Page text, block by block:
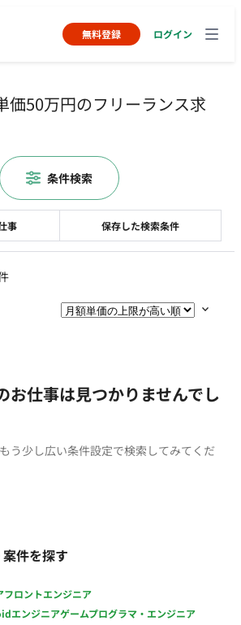
無料登録 ログイン
価50万円のフリーランス求
お仕事は見つかりませんでし
う少し広い条件設定で検索してみてくだ
件を探す
フロントエンジニア
エンジニアゲームプログラマ・エンジニア
事 保存した検索条件
条件検索